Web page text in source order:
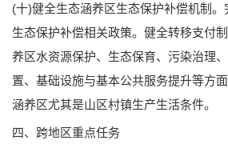
(十)健全生态涵养区生态保护补偿机制
生态保护补偿相关政策。健全转移支付
养区水资源保护、生态保育、污染治理
置、基础设施与基本公共服务提升等方
涵养区尤其是山区村镇生产生活条件。
四、跨地区重点任务